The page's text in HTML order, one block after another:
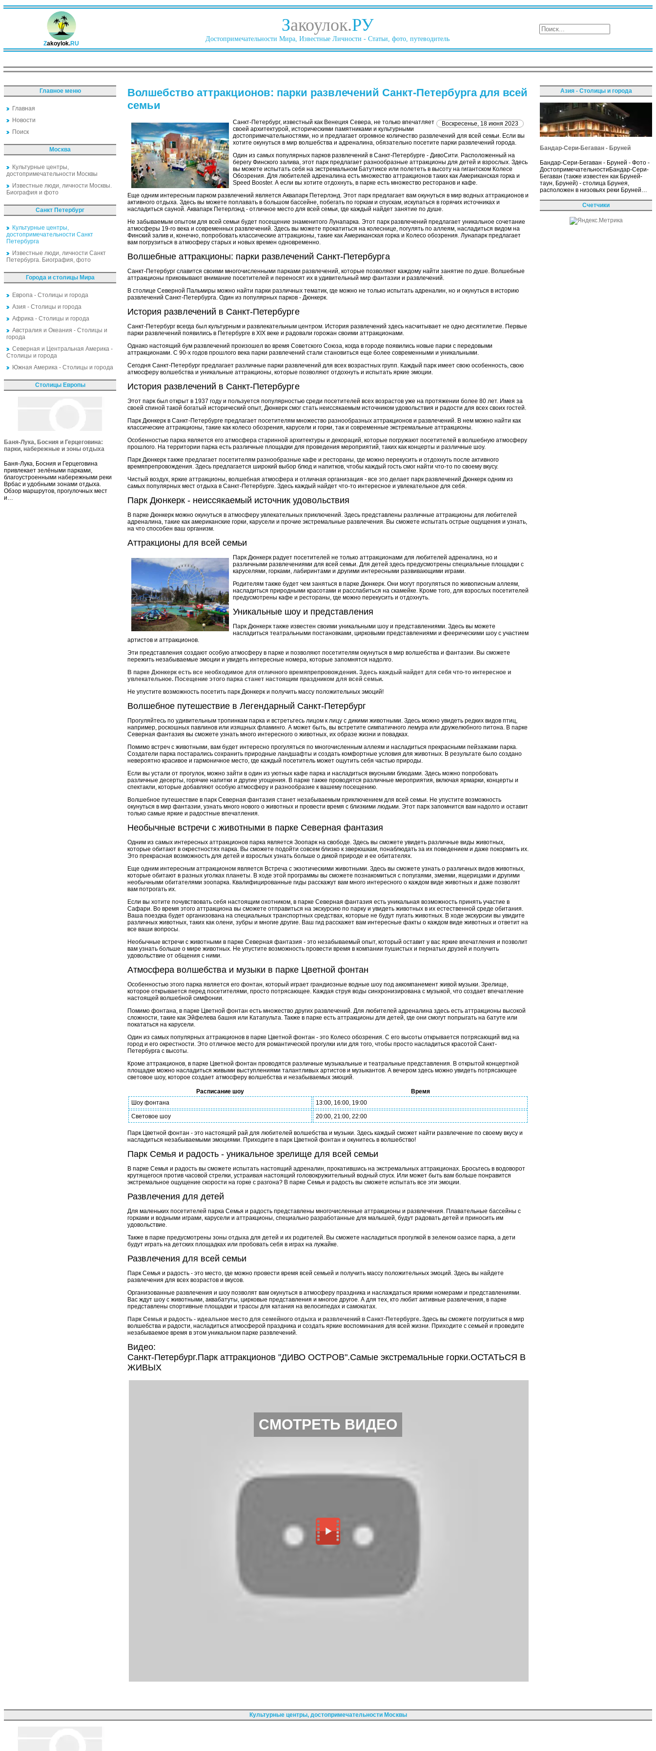
Zakoylok.RU
Закоулок.РУ
Достопримечательности Мира, Известные Личности - Статьи, фото, путеводитель
Главное меню
Главная
Новости
Поиск
Москва
Культурные центры,
достопримечательности Москвы
Известные люди, личности Москвы.
Биография и фото
Санкт Петербург
Культурные центры,
достопримечательности Санкт
Петербурга
Известные люди, личности Санкт
Петербурга. Биография, фото
Города и столицы Мира
Европа - Столицы и города
Азия - Столицы и города
Африка - Столицы и города
Австралия и Океания - Столицы и
города
Северная и Центральная Америка -
Столицы и города
Южная Америка - Столицы и города
Столицы Европы
Баня-Лука, Босния и Герцеговина:
парки, набережные и зоны отдыха
Баня-Лука, Босния и Герцеговина
привлекает зелёными парками,
благоустроенными набережными реки
Врбас и удобными зонами отдыха.
Обзор маршрутов, прогулочных мест
и…
Волшебство аттракционов: парки развлечений Санкт-Петербурга для всей
семьи
Воскресенье, 18 июня 2023
Санкт-Петербург, известный как Венеция Севера, не только впечатляет
своей архитектурой, историческими памятниками и культурными
достопримечательностями, но и предлагает огромное количество развлечений для всей семьи. Если вы
хотите окунуться в мир волшебства и адреналина, обязательно посетите парки развлечений города.
Один из самых популярных парков развлечений в Санкт-Петербурге - ДивоСити. Расположенный на
берегу Финского залива, этот парк предлагает разнообразные аттракционы для детей и взрослых. Здесь
вы можете испытать себя на экстремальном Батутиксе или полететь в высоту на гигантском Колесе
Обозрения. Для любителей адреналина есть множество аттракционов таких как Американская горка и
Speed Booster. А если вы хотите отдохнуть, в парке есть множество ресторанов и кафе.
Еще одним интересным парком развлечений является Аквапарк Петерлэнд. Этот парк предлагает вам окунуться в мир водных аттракционов и
активного отдыха. Здесь вы можете поплавать в большом бассейне, побегать по горкам и спускам, искупаться в горячих источниках и
насладиться сауной. Аквапарк Петерлэнд - отличное место для всей семьи, где каждый найдет занятие по душе.
Не забываемым опытом для всей семьи будет посещение знаменитого Лунапарка. Этот парк развлечений предлагает уникальное сочетание
атмосферы 19-го века и современных развлечений. Здесь вы можете прокатиться на колеснице, погулять по аллеям, насладиться видом на
Финский залив и, конечно, попробовать классические аттракционы, такие как Американская горка и Колесо обозрения. Лунапарк предлагает
вам погрузиться в атмосферу старых и новых времен одновременно.
Волшебные аттракционы: парки развлечений Санкт-Петербурга
Санкт-Петербург славится своими многочисленными парками развлечений, которые позволяют каждому найти занятие по душе. Волшебные
аттракционы приковывают внимание посетителей и переносят их в удивительный мир фантазии и развлечений.
В столице Северной Пальмиры можно найти парки различных тематик, где можно не только испытать адреналин, но и окунуться в историю
развлечений Санкт-Петербурга. Один из популярных парков - Дюнкерк.
История развлечений в Санкт-Петербурге
Санкт-Петербург всегда был культурным и развлекательным центром. История развлечений здесь насчитывает не одно десятилетие. Первые
парки развлечений появились в Петербурге в XIX веке и радовали горожан своими аттракционами.
Однако настоящий бум развлечений произошел во время Советского Союза, когда в городе появились новые парки с передовыми
аттракционами. С 90-х годов прошлого века парки развлечений стали становиться еще более современными и уникальными.
Сегодня Санкт-Петербург предлагает различные парки развлечений для всех возрастных групп. Каждый парк имеет свою особенность, свою
атмосферу волшебства и уникальные аттракционы, которые позволяют отдохнуть и испытать яркие эмоции.
История развлечений в Санкт-Петербурге
Этот парк был открыт в 1937 году и пользуется популярностью среди посетителей всех возрастов уже на протяжении более 80 лет. Имея за
своей спиной такой богатый исторический опыт, Дюнкерк смог стать неиссякаемым источником удовольствия и радости для всех своих гостей.
Парк Дюнкерк в Санкт-Петербурге предлагает посетителям множество разнообразных аттракционов и развлечений. В нем можно найти как
классические аттракционы, такие как колесо обозрения, карусели и горки, так и современные экстремальные аттракционы.
Особенностью парка является его атмосфера старинной архитектуры и декораций, которые погружают посетителей в волшебную атмосферу
прошлого. На территории парка есть различные площадки для проведения мероприятий, таких как концерты и различные шоу.
Парк Дюнкерк также предлагает посетителям разнообразные кафе и рестораны, где можно перекусить и отдохнуть после активного
времяпрепровождения. Здесь предлагается широкий выбор блюд и напитков, чтобы каждый гость смог найти что-то по своему вкусу.
Чистый воздух, яркие аттракционы, волшебная атмосфера и отличная организация - все это делает парк развлечений Дюнкерк одним из
самых популярных мест отдыха в Санкт-Петербурге. Здесь каждый найдет что-то интересное и увлекательное для себя.
Парк Дюнкерк - неиссякаемый источник удовольствия
В парке Дюнкерк можно окунуться в атмосферу увлекательных приключений. Здесь представлены различные аттракционы для любителей
адреналина, такие как американские горки, карусели и прочие экстремальные развлечения. Вы сможете испытать острые ощущения и узнать,
на что способен ваш организм.
Аттракционы для всей семьи
Парк Дюнкерк радует посетителей не только аттракционами для любителей адреналина, но и
различными развлечениями для всей семьи. Для детей здесь предусмотрены специальные площадки с
каруселями, горками, лабиринтами и другими интересными развивающими играми.
Родителям также будет чем заняться в парке Дюнкерк. Они могут прогуляться по живописным аллеям,
насладиться природными красотами и расслабиться на скамейке. Кроме того, для взрослых посетителей
предусмотрены кафе и рестораны, где можно перекусить и отдохнуть.
Уникальные шоу и представления
Парк Дюнкерк также известен своими уникальными шоу и представлениями. Здесь вы можете
насладиться театральными постановками, цирковыми представлениями и феерическими шоу с участием
артистов и аттракционов.
Эти представления создают особую атмосферу в парке и позволяют посетителям окунуться в мир волшебства и фантазии. Вы сможете
пережить незабываемые эмоции и увидеть интересные номера, которые запомнятся надолго.
В парке Дюнкерк есть все необходимое для отличного времяпрепровождения. Здесь каждый найдет для себя что-то интересное и
увлекательное. Посещение этого парка станет настоящим праздником для всей семьи.
Не упустите возможность посетить парк Дюнкерк и получить массу положительных эмоций!
Волшебное путешествие в Легендарный Санкт-Петербург
Прогуляйтесь по удивительным тропинкам парка и встретьтесь лицом к лицу с дикими животными. Здесь можно увидеть редких видов птиц,
например, роскошных павлинов или изящных фламинго. А может быть, вы встретите симпатичного лемура или дружелюбного питона. В парке
Северная фантазия вы сможете узнать много интересного о животных, их образе жизни и повадках.
Помимо встреч с животными, вам будет интересно прогуляться по многочисленным аллеям и насладиться прекрасными пейзажами парка.
Создатели парка постарались сохранить природные ландшафты и создать комфортные условия для животных. В результате было создано
невероятно красивое и гармоничное место, где каждый посетитель может ощутить себя частью природы.
Если вы устали от прогулок, можно зайти в один из уютных кафе парка и насладиться вкусными блюдами. Здесь можно попробовать
различные десерты, горячие напитки и другие угощения. В парке также проводятся различные мероприятия, включая ярмарки, концерты и
спектакли, которые добавляют особую атмосферу и разнообразие к вашему посещению.
Волшебное путешествие в парк Северная фантазия станет незабываемым приключением для всей семьи. Не упустите возможность
окунуться в мир фантазии, узнать много нового о животных и провести время с близкими людьми. Этот парк запомнится вам надолго и оставит
только самые яркие и радостные впечатления.
Необычные встречи с животными в парке Северная фантазия
Одним из самых интересных аттракционов парка является Зоопарк на свободе. Здесь вы сможете увидеть различные виды животных,
которые обитают в окрестностях парка. Вы сможете подойти совсем близко к зверюшкам, понаблюдать за их поведением и даже покормить их.
Это прекрасная возможность для детей и взрослых узнать больше о дикой природе и ее обитателях.
Еще одним интересным аттракционом является Встреча с экзотическими животными. Здесь вы сможете узнать о различных видов животных,
которые обитают в разных уголках планеты. В ходе этой программы вы сможете познакомиться с попугаями, змеями, ящерицами и другими
необычными обитателями зоопарка. Квалифицированные гиды расскажут вам много интересного о каждом виде животных и даже позволят
вам потрогать их.
Если вы хотите почувствовать себя настоящим охотником, в парке Северная фантазия есть уникальная возможность принять участие в
Сафари. Во время этого аттракциона вы сможете отправиться на экскурсию по парку и увидеть животных в их естественной среде обитания.
Ваша поездка будет организована на специальных транспортных средствах, которые не будут пугать животных. В ходе экскурсии вы увидите
различных животных, таких как олени, зубры и многие другие. Ваш гид расскажет вам интересные факты о каждом виде животных и ответит на
все ваши вопросы.
Необычные встречи с животными в парке Северная фантазия - это незабываемый опыт, который оставит у вас яркие впечатления и позволит
вам узнать больше о мире животных. Не упустите возможность провести время в компании пушистых и пернатых друзей и получить
удовольствие от общения с ними.
Атмосфера волшебства и музыки в парке Цветной фонтан
Особенностью этого парка является его фонтан, который играет грандиозные водные шоу под аккомпанемент живой музыки. Зрелище,
которое открывается перед посетителями, просто потрясающее. Каждая струя воды синхронизирована с музыкой, что создает впечатление
настоящей волшебной симфонии.
Помимо фонтана, в парке Цветной фонтан есть множество других развлечений. Для любителей адреналина здесь есть аттракционы высокой
сложности, такие как Эйфелева башня или Катапульта. Также в парке есть аттракционы для детей, где они смогут попрыгать на батуте или
покататься на карусели.
Один из самых популярных аттракционов в парке Цветной фонтан - это Колесо обозрения. С его высоты открывается потрясающий вид на
город и его окрестности. Это отличное место для романтической прогулки или для того, чтобы просто насладиться красотой Санкт-
Петербурга с высоты.
Кроме аттракционов, в парке Цветной фонтан проводятся различные музыкальные и театральные представления. В открытой концертной
площадке можно насладиться живыми выступлениями талантливых артистов и музыкантов. А вечером здесь можно увидеть потрясающее
световое шоу, которое создает атмосферу волшебства и незабываемых эмоций.
Расписание шоу
Время
Шоу фонтана
13:00, 16:00, 19:00
Световое шоу
20:00, 21:00, 22:00
Парк Цветной фонтан - это настоящий рай для любителей волшебства и музыки. Здесь каждый сможет найти развлечение по своему вкусу и
насладиться незабываемыми эмоциями. Приходите в парк Цветной фонтан и окунитесь в волшебство!
Парк Семья и радость - уникальное зрелище для всей семьи
В парке Семья и радость вы сможете испытать настоящий адреналин, прокатившись на экстремальных аттракционах. Бросьтесь в водоворот
крутящегося против часовой стрелки, устраивая настоящий головокружительный водный спуск. Или может быть вам больше понравится
экстремальное ощущение скорости на горке с разгона? В парке Семья и радость вы сможете испытать все эти эмоции.
Развлечения для детей
Для маленьких посетителей парка Семья и радость представлены многочисленные аттракционы и развлечения. Плавательные бассейны с
горками и водными играми, карусели и аттракционы, специально разработанные для малышей, будут радовать детей и приносить им
удовольствие.
Также в парке предусмотрены зоны отдыха для детей и их родителей. Вы сможете насладиться прогулкой в зеленом оазисе парка, а дети
будут играть на детских площадках или пробовать себя в играх на лужайке.
Развлечения для всей семьи
Парк Семья и радость - это место, где можно провести время всей семьей и получить массу положительных эмоций. Здесь вы найдете
развлечения для всех возрастов и вкусов.
Организованные развлечения и шоу позволят вам окунуться в атмосферу праздника и наслаждаться яркими номерами и представлениями.
Вас ждут шоу с животными, аквабатуты, цирковые представления и многое другое. А для тех, кто любит активные развлечения, в парке
представлены спортивные площадки и трассы для катания на велосипедах и самокатах.
Парк Семья и радость - идеальное место для семейного отдыха и развлечений в Санкт-Петербурге. Здесь вы сможете погрузиться в мир
волшебства и радости, насладиться атмосферой праздника и создать яркие воспоминания для всей жизни. Приходите с семьей и проведите
незабываемое время в этом уникальном парке развлечений.
Видео:
Санкт-Петербург.Парк аттракционов "ДИВО ОСТРОВ".Самые экстремальные горки.ОСТАТЬСЯ В
ЖИВЫХ
СМОТРЕТЬ ВИДЕО
Азия - Столицы и города
Бандар-Сери-Бегаван - Бруней
Бандар-Сери-Бегаван - Бруней - Фото -
ДостопримечательностиБандар-Сери-
Бегаван (также известен как Бруней-
таун, Бруней) - столица Брунея,
расположен в низовьях реки Бруней…
Счетчики
Культурные центры, достопримечательности Москвы